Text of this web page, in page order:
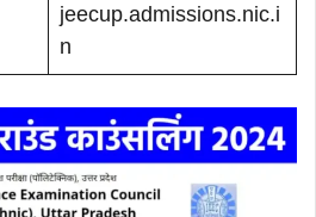
jeecup.admissions.nic.i
n